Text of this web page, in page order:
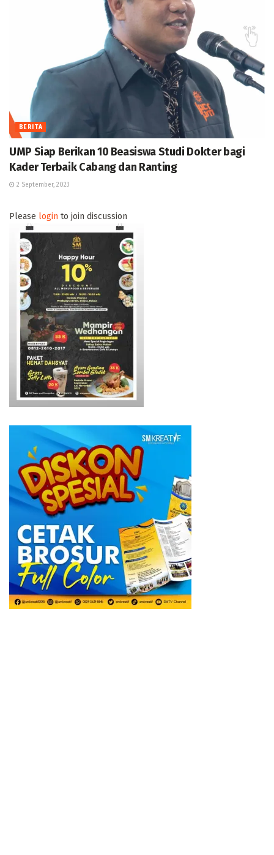
BERITA
UMP Siap Berikan 10 Beasiswa Studi Dokter bagi
Kader Terbaik Cabang dan Ranting
2 September, 2023
Please login to join discussion